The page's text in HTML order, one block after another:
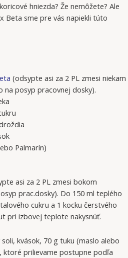
hniezda? Že nemôžete? Ale
Beta sme pre vás napiekli túto
(odsypte asi za 2 PL zmesi niekam
na posyp pracovnej dosky).
Palmarín)
asi za 2 PL zmesi bokom
prac.dosky). Do 150 ml teplého
cukru a 1 kocku čerstvého
pri izbovej teplote nakysnúť.
kvások, 70 g tuku (maslo alebo
ktoré prilievame postupne podľa